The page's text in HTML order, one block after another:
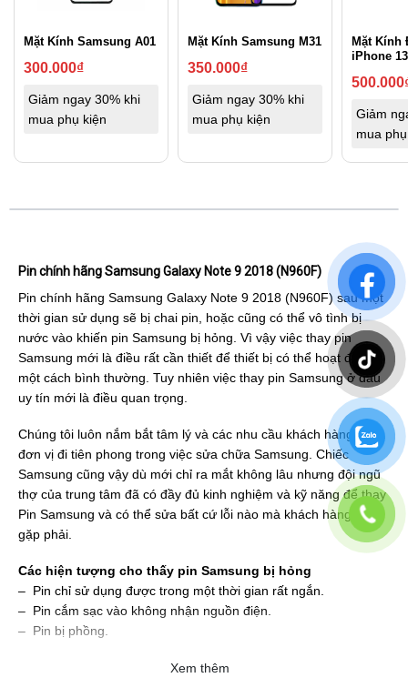
Mặt Kính Samsung A01
300.000₫
Giảm ngay 30% khi
mua phụ kiện
Mặt Kính Samsung M31
350.000₫
Giảm ngay 30% khi
mua phụ kiện
Mặt Kính
iPhone 13
500.000
Giảm
mua
Pin chính hãng Samsung Galaxy Note 9 2018 (N960F)
Pin chính hãng Samsung Galaxy Note 9 2018 (N960F) sau một
thời gian sử dụng sẽ bị chai pin, hoặc cũng có thể vô tình bị
nước vào khiến pin Samsung bị hỏng. Vì vậy việc thay pin
Samsung mới là điều rất cần thiết để thiết bị có thể hoạt động
một cách bình thường. Tuy nhiên việc thay pin Samsung ở đâu
uy tín mới là điều quan trọng.
Chúng tôi luôn nắm bắt tâm lý và các nhu cầu khách hàng để là
đơn vị đi tiên phong trong việc sửa chữa Samsung. Chiếc
Samsung cũng vậy dù mới chỉ ra mắt không lâu nhưng đội ngũ
thợ của trung tâm đã có đầy đủ kinh nghiệm và kỹ năng để thay
Pin Samsung và có thể sửa bất cứ lỗi nào mà khách hàng đang
gặp phải.
Các hiện tượng cho thấy pin Samsung bị hỏng
– Pin chỉ sử dụng được trong một thời gian rất ngắn.
– Pin cắm sạc vào không nhận nguồn điện.
– Pin bị phồng.
Xem thêm